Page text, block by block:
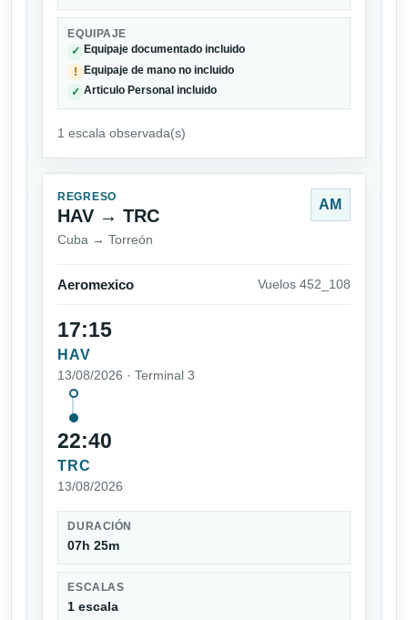
EQUIPAJE
✓ Equipaje documentado incluido
! Equipaje de mano no incluido
✓ Articulo Personal incluido
1 escala observada(s)
REGRESO
HAV → TRC
Cuba → Torreón
AM
Aeromexico Vuelos 452_108
17:15
HAV
13/08/2026 · Terminal 3
22:40
TRC
13/08/2026
DURACIÓN
07h 25m
ESCALAS
1 escala